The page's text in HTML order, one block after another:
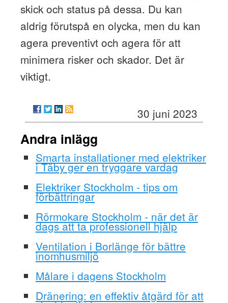
skick och status på dessa. Du kan
aldrig förutspå en olycka, men du kan
agera preventivt och agera för att
minimera risker och skador. Det är
viktigt.
30 juni 2023
Andra inlägg
Smarta installationer med elektriker
i Täby ger en tryggare vardag
Elektriker Stockholm - tips om
förbättringar
Rörmokare Stockholm - när det är
dags att ta professionell hjälp
Ventilation i Borlänge för bättre
inomhusmiljö
Målare i dagens Stockholm
Dränering: en effektiv åtgärd för att